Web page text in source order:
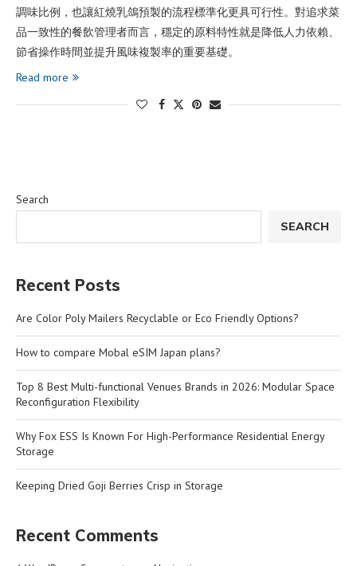
調味比例，也讓紅燒乳鴿預製的流程標準化更具可行性。對追求菜
品一致性的餐飲管理者而言，穩定的原料特性就是降低人力依賴、
節省操作時間並提升風味複製率的重要基礎。
Read more
Search
SEARCH
Recent Posts
Are Color Poly Mailers Recyclable or Eco Friendly Options?
How to compare Mobal eSIM Japan plans?
Top 8 Best Multi-functional Venues Brands in 2026: Modular Space
Reconfiguration Flexibility
Why Fox ESS Is Known For High-Performance Residential Energy
Storage
Keeping Dried Goji Berries Crisp in Storage
Recent Comments